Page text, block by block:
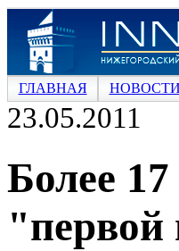
ГЛАВНАЯ НОВОСТИ
23.05.2011
Более